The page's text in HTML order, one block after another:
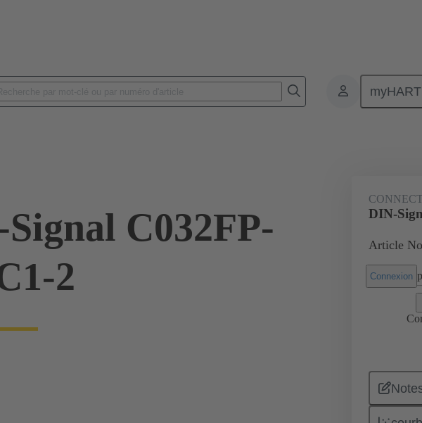
d'Equipements Connecteurs carte à carte
C032FP-
2
DIN-
Article
Connexion